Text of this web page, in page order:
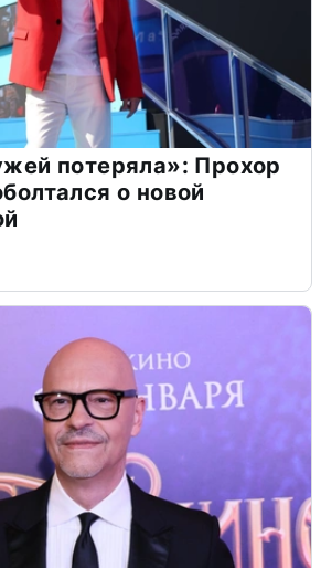
потеряла»: Прохор
о новой